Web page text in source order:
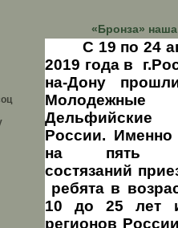
«Бронза»
С 19 по 24
2019 года в
на-Дону
Молодежные
Дельфийские
России.
на пять
состязаний
ребята в
10 до 25 лет
регионов